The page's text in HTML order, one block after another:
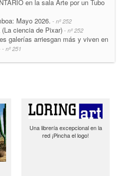
en la sala Arte por un Tubo
Mayo 2026. - nº 252
ciencia de Pixar) - nº 252
galerías arriesgan más y viven en
- nº 251
Una librería excepcional en la
red ¡Pincha el logo!